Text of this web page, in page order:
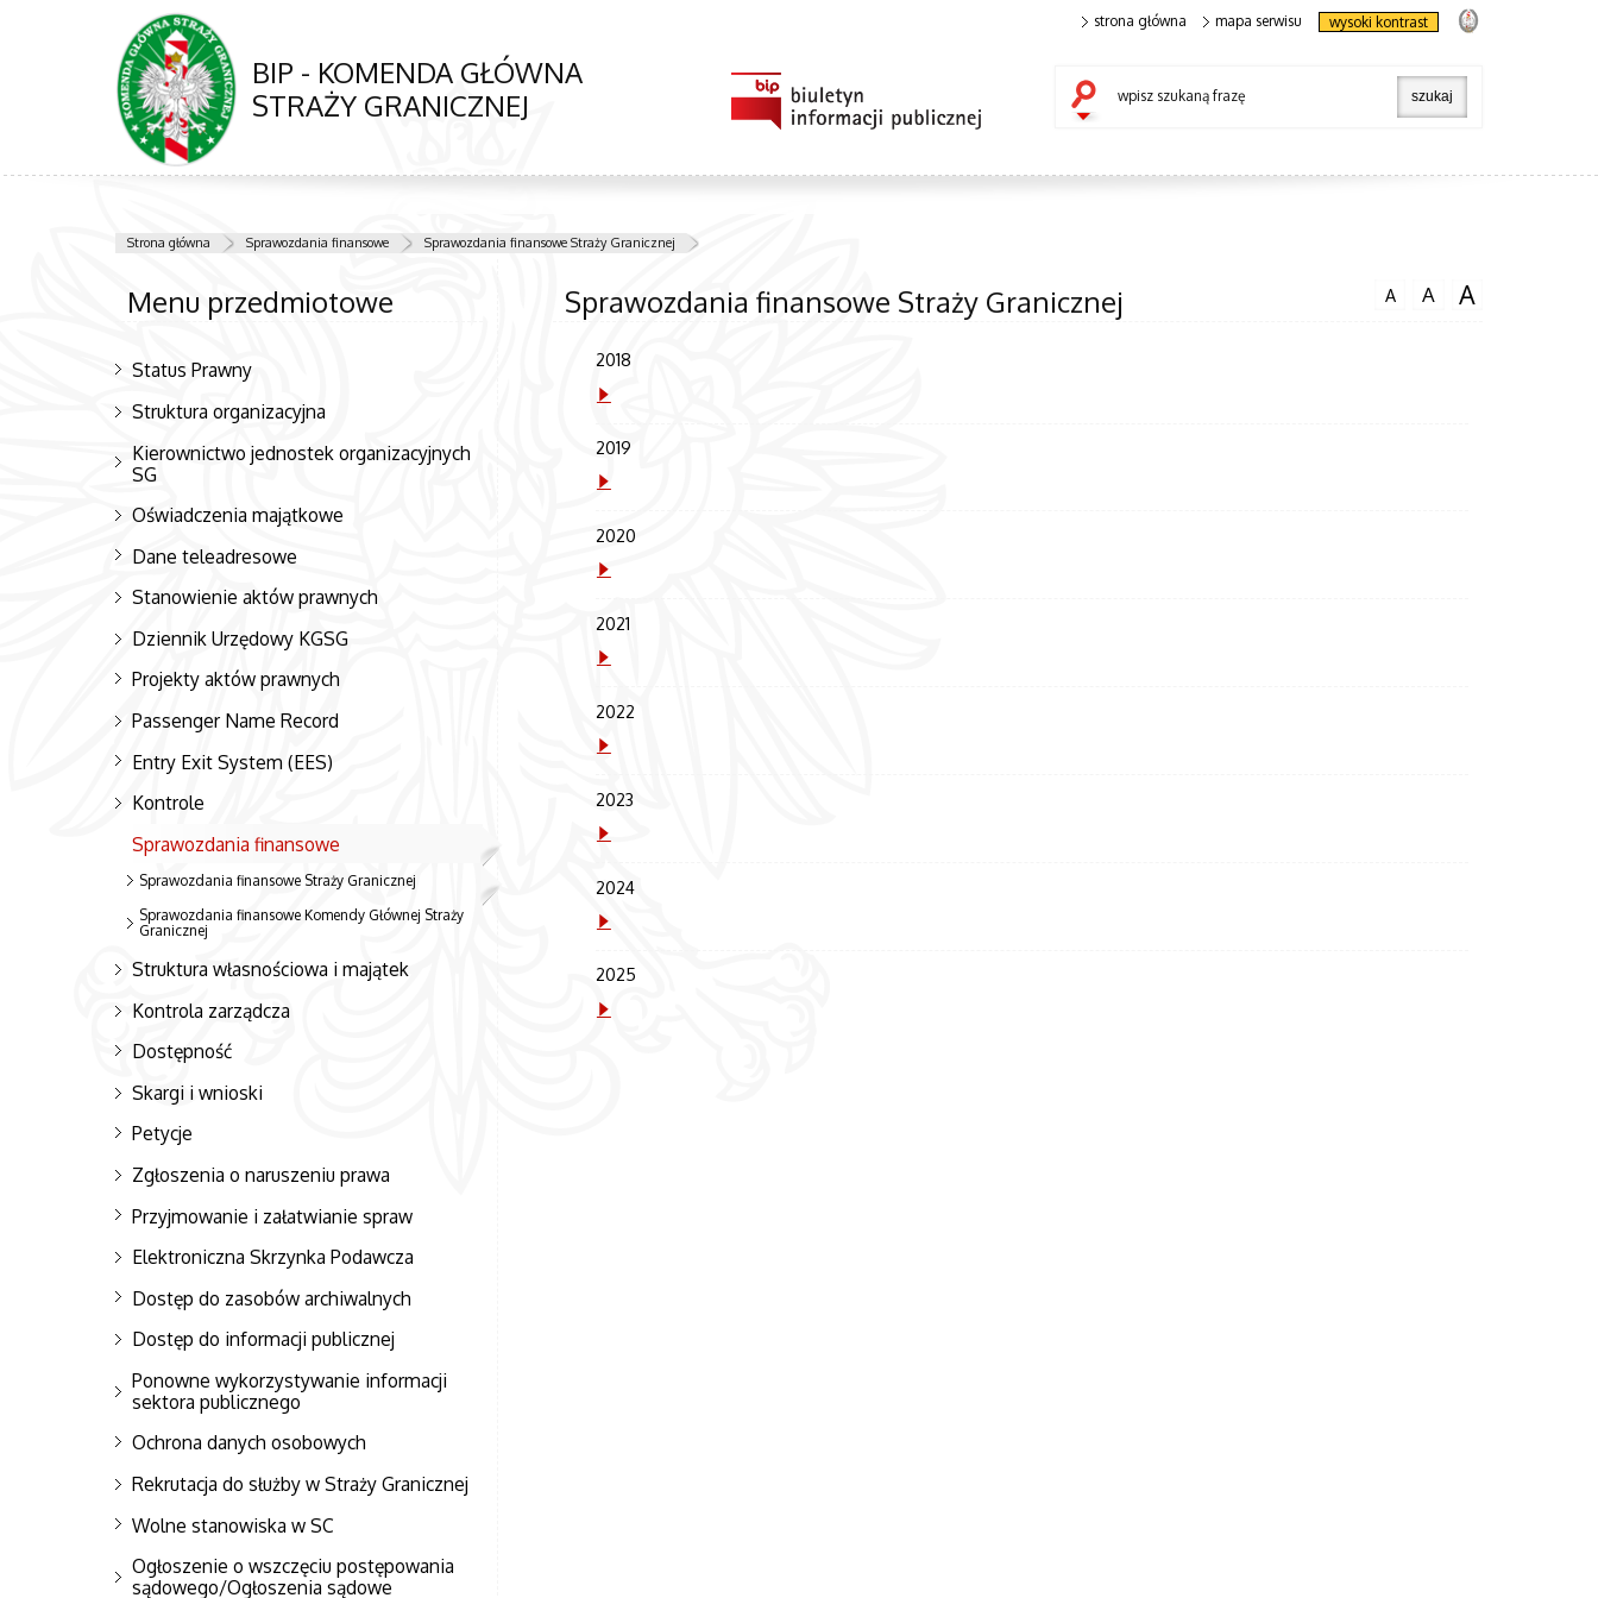
BIP - KOMENDA GŁÓWNA
STRAŻY GRANICZNEJ
strona główna mapa serwisu wysoki kontrast
wpisz szukaną frazę
Strona główna Sprawozdania finansowe Sprawozdania finansowe Straży Granicznej
Menu przedmiotowe
Status Prawny
Struktura organizacyjna
Kierownictwo jednostek organizacyjnych
SG
Oświadczenia majątkowe
Dane teleadresowe
Stanowienie aktów prawnych
Dziennik Urzędowy KGSG
Projekty aktów prawnych
Passenger Name Record
Entry Exit System (EES)
Kontrole
Sprawozdania finansowe
Sprawozdania finansowe Straży Granicznej
Sprawozdania finansowe Komendy Głównej Straży
Granicznej
Struktura własnościowa i majątek
Kontrola zarządcza
Dostępność
Skargi i wnioski
Petycje
Zgłoszenia o naruszeniu prawa
Przyjmowanie i załatwianie spraw
Elektroniczna Skrzynka Podawcza
Dostęp do zasobów archiwalnych
Dostęp do informacji publicznej
Ponowne wykorzystywanie informacji
sektora publicznego
Ochrona danych osobowych
Rekrutacja do służby w Straży Granicznej
Wolne stanowiska w SC
Ogłoszenie o wszczęciu postępowania
sądowego/Ogłoszenia sądowe
Sprawozdania finansowe Straży Granicznej A A A
2018
2019
2020
2021
2022
2023
2024
2025